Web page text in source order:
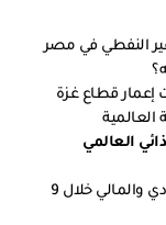
النفطي في مصر
قطاع غزة
العالمي
حكاية وطن: كيف أدارت الدولة الملف الاقتصادي والمالي خلال 9